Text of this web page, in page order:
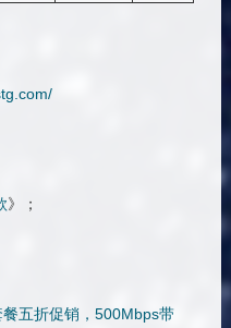
》；
五折促销，500Mbps带